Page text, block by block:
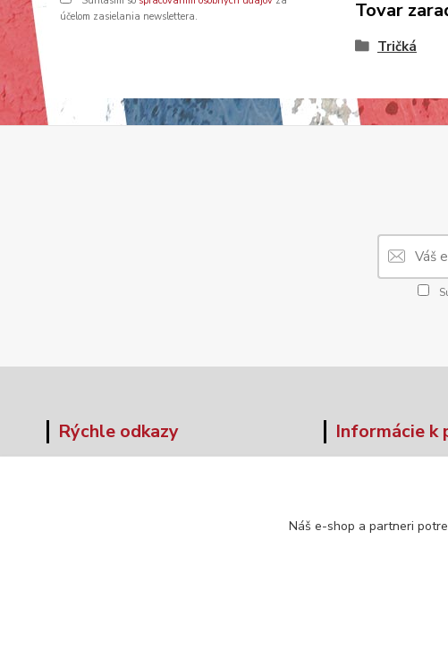
účelom zasielania newslettera.
Tovar
Tričká
Rýchle odkazy Informácie k
Náš e-shop a partneri